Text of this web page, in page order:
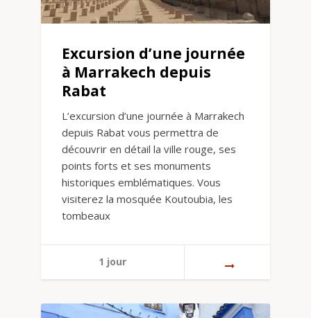
Excursion d’une journée
à Marrakech depuis
Rabat
L’excursion d’une journée à Marrakech
depuis Rabat vous permettra de
découvrir en détail la ville rouge, ses
points forts et ses monuments
historiques emblématiques. Vous
visiterez la mosquée Koutoubia, les
tombeaux
1 jour